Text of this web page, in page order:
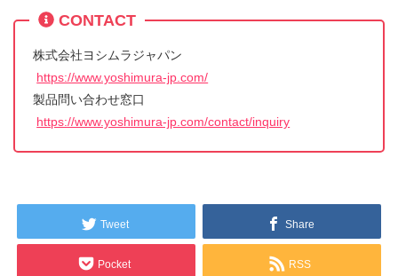
CONTACT
株式会社ヨシムラジャパン
https://www.yoshimura-jp.com/
製品問い合わせ窓口
https://www.yoshimura-jp.com/contact/inquiry
Tweet Share
Pocket RSS